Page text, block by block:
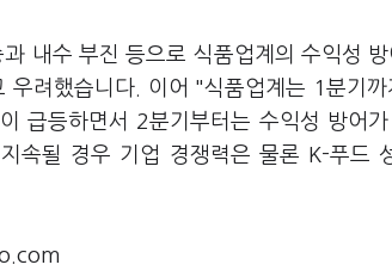
내수 부진 등으로 식품업계의 수익성
우려했습니다. 이어 "식품업계는 1분기
급등하면서 2분기부터는 수익성 방어
속될 경우 기업 경쟁력은 물론 K-푸드